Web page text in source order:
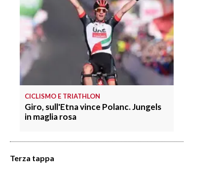
SALUTE
SARDEGNA TURISMO
SARDI NEL MONDO
NOTIZIE
#CARAUNIONE
CICLISMO E TRIATHLON
Giro, sull'Etna vince Polanc. Jungels
in maglia rosa
Terza tappa